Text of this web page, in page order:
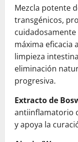
Mezcla potente
transgénicos,
máxima eficacia
limpieza
eliminación
progresiva.
Extracto de
antiinflamatorio
y apoya la